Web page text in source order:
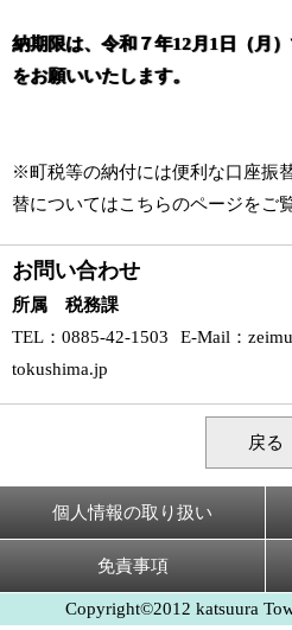
納期限は、令和７年12月1日（月
をお願いいたします。
※町税等の納付には便利な口座振
替についてはこちらのページをご
お問い合わせ
所属 税務課
TEL ：0885-42-1503 E-Mail ：
tokushima.jp
戻る
個人情報の取り扱い
免責事項
Copyright©2012 katsuura